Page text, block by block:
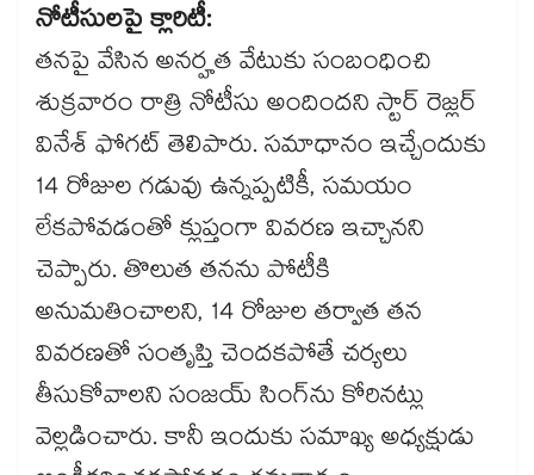
నోటీసులపై క్లారిటీ:
తనపై వేసిన అనర్హత వేటుకు సంబంధించి
శుక్రవారం రాత్రి నోటీసు అందిందని స్టార్ రెజ్లర్
వినేశ్ ఫోగట్ తెలిపారు. సమాధానం ఇచ్చేందుకు
14 రోజుల గడువు ఉన్నప్పటికీ, సమయం
లేకపోవడంతో క్లుప్తంగా వివరణ ఇచ్చానని
చెప్పారు. తొలుత తనను పోటీకి
అనుమతించాలని, 14 రోజుల తర్వాత తన
వివరణతో సంతృప్తి చెందకపోతే చర్యలు
తీసుకోవాలని సంజయ్ సింగ్‌ను కోరినట్లు
వెల్లడించారు. కానీ ఇందుకు సమాఖ్య అధ్యక్షుడు